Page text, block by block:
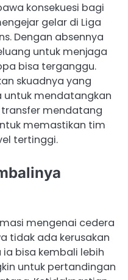
konsekuesi bagi
gelar di Liga
Dengan absennya
untuk menjaga
bisa terganggu.
skuadnya yang
mendatangkan
mendatang
memastikan tim
tertinggi.
mengenai cedera
tidak ada kerusakan
bisa kembali lebih
untuk pertandingan